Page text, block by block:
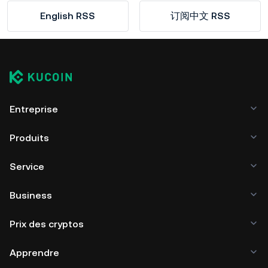
English RSS 订阅中文 RSS
Entreprise
Produits
Service
Business
Prix des cryptos
Apprendre